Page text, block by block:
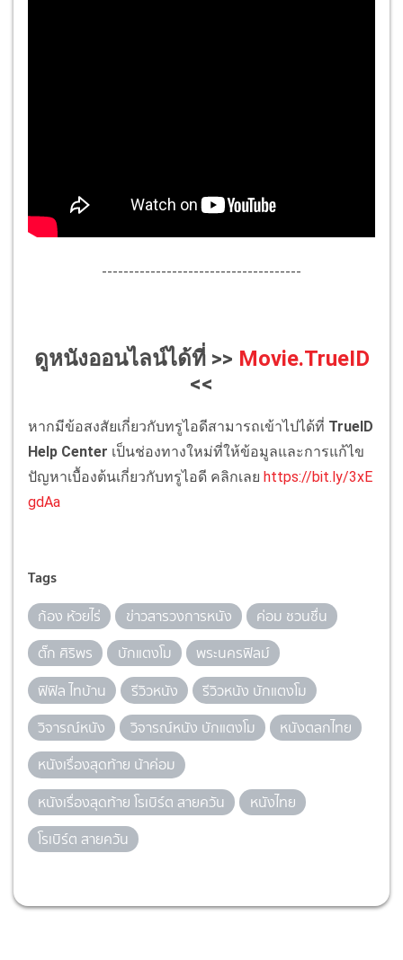
-------------------------------------
ดูหนังออนไลน์ได้ที่ >> Movie.TrueID
<<
หากมีข้อสงสัยเกี่ยวกับทรูไอดีสามารถเข้าไปได้ที่ TrueID
Help Center เป็นช่องทางใหม่ที่ให้ข้อมูลและการแก้ไข
ปัญหาเบื้องต้นเกี่ยวกับทรูไอดี คลิกเลย https://bit.ly/3xE
gdAa
Tags
ก้อง ห้วยไร่ ข่าวสารวงการหนัง
ค่อม ชวนชื่น
ตั๊ก ศิริพร
บักแตงโม
พระนครฟิลม์
ฟิฟิล ไทบ้าน
รีวิวหนัง
รีวิวหนัง บักแตงโม
วิจารณ์หนัง
วิจารณ์หนัง บักแตงโม
หนังตลกไทย
หนังเรื่องสุดท้าย น้าค่อม
หนังเรื่องสุดท้าย โรเบิร์ต สายควัน
หนังไทย
โรเบิร์ต สายควัน